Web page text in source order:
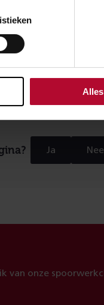
Ja Nee
van onze